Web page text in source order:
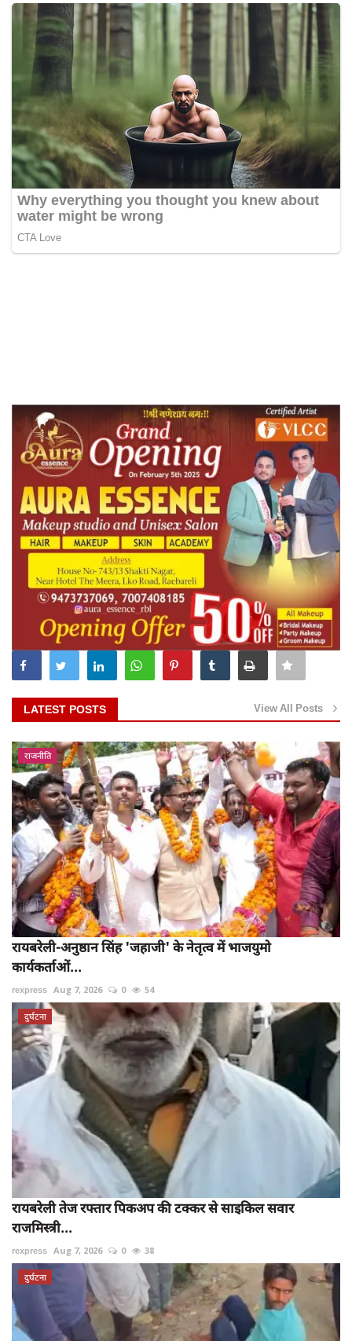
LATEST POSTS View All Posts
राजनीति
रायबरेली-अनुष्ठान सिंह 'जहाजी' के नेतृत्व में भाजयुमो
कार्यकर्ताओं...
rexpress Aug 7, 2026 0 54
दुर्घटना
रायबरेली तेज रफ्तार पिकअप की टक्कर से साइकिल सवार
राजमिस्त्री...
rexpress Aug 7, 2026 0 38
दुर्घटना